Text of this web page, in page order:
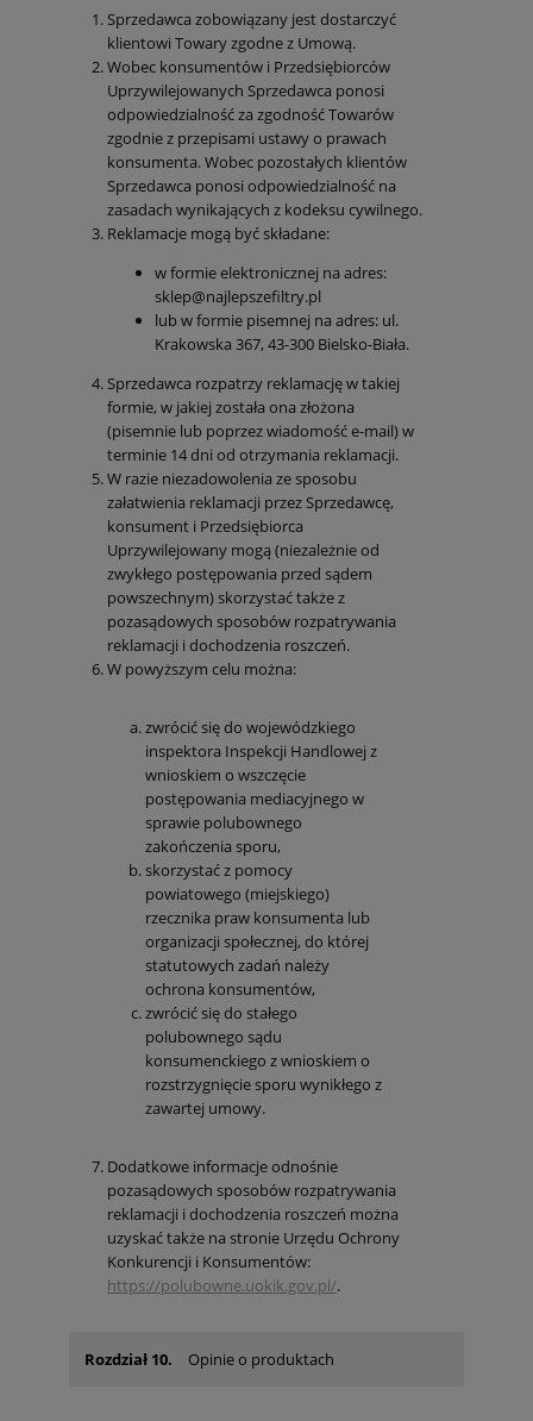
Sprzedawca zobowiązany jest dostarczyć
klientowi Towary zgodne z Umową.
Wobec konsumentów i Przedsiębiorców
Uprzywilejowanych Sprzedawca ponosi
odpowiedzialność za zgodność Towarów
zgodnie z przepisami ustawy o prawach
konsumenta. Wobec pozostałych klientów
Sprzedawca ponosi odpowiedzialność na
zasadach wynikających z kodeksu cywilnego.
Reklamacje mogą być składane:
w formie elektronicznej na adres:
sklep@najlepszefiltry.pl
lub w formie pisemnej na adres: ul.
Krakowska 367, 43-300 Bielsko-Biała.
Sprzedawca rozpatrzy reklamację w takiej
formie, w jakiej została ona złożona
(pisemnie lub poprzez wiadomość e-mail) w
terminie 14 dni od otrzymania reklamacji.
W razie niezadowolenia ze sposobu
załatwienia reklamacji przez Sprzedawcę,
konsument i Przedsiębiorca
Uprzywilejowany mogą (niezależnie od
zwykłego postępowania przed sądem
powszechnym) skorzystać także z
pozasądowych sposobów rozpatrywania
reklamacji i dochodzenia roszczeń.
W powyższym celu można:
zwrócić się do wojewódzkiego
inspektora Inspekcji Handlowej z
wnioskiem o wszczęcie
postępowania mediacyjnego w
sprawie polubownego
zakończenia sporu,
skorzystać z pomocy
powiatowego (miejskiego)
rzecznika praw konsumenta lub
organizacji społecznej, do której
statutowych zadań należy
ochrona konsumentów,
zwrócić się do stałego
polubownego sądu
konsumenckiego z wnioskiem o
rozstrzygnięcie sporu wynikłego z
zawartej umowy.
Dodatkowe informacje odnośnie
pozasądowych sposobów rozpatrywania
reklamacji i dochodzenia roszczeń można
uzyskać także na stronie Urzędu Ochrony
Konkurencji i Konsumentów:
https://polubowne.uokik.gov.pl/.
Rozdział 10. Opinie o produktach